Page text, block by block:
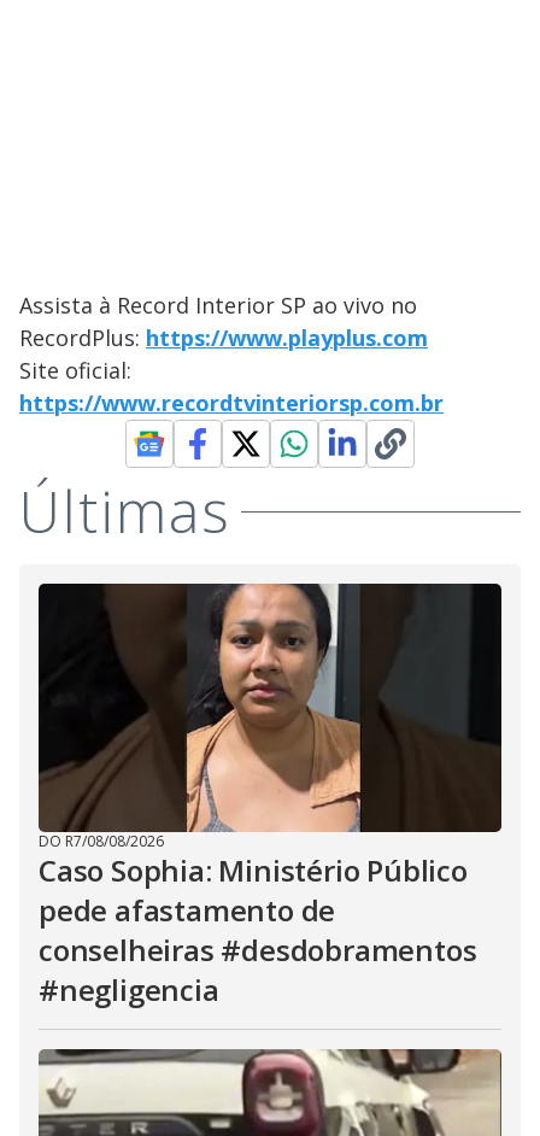
Assista à Record Interior SP ao vivo no
RecordPlus: https://www.playplus.com
Site oficial:
https://www.recordtvinteriorsp.com.br
Últimas
DO R7/08/08/2026
Caso Sophia: Ministério Público
pede afastamento de
conselheiras #desdobramentos
#negligencia